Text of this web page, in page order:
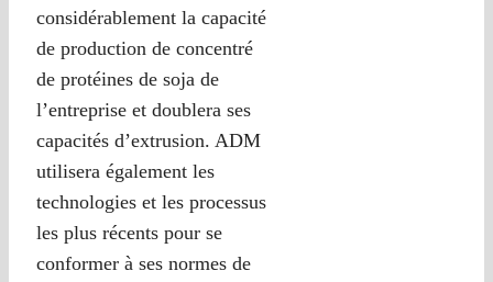
considérablement la capacité
de production de concentré
de protéines de soja de
l’entreprise et doublera ses
capacités d’extrusion. ADM
utilisera également les
technologies et les processus
les plus récents pour se
conformer à ses normes de